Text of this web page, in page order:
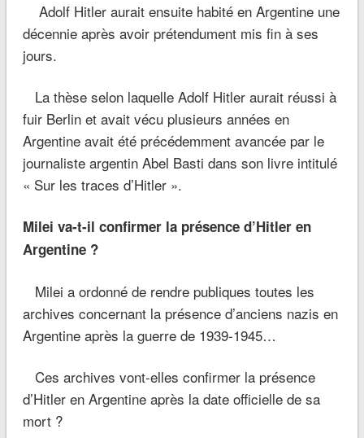
Adolf Hitler aurait ensuite habité en Argentine une
décennie après avoir prétendument mis fin à ses
jours.
La thèse selon laquelle Adolf Hitler aurait réussi à
fuir Berlin et avait vécu plusieurs années en
Argentine avait été précédemment avancée par le
journaliste argentin Abel Basti dans son livre intitulé
« Sur les traces d’Hitler ».
Milei va-t-il confirmer la présence d’Hitler en
Argentine ?
Milei a ordonné de rendre publiques toutes les
archives concernant la présence d’anciens nazis en
Argentine après la guerre de 1939-1945…
Ces archives vont-elles confirmer la présence
d’Hitler en Argentine après la date officielle de sa
mort ?